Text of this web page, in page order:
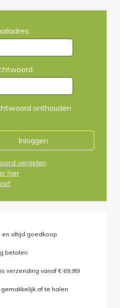
onthouden
Inloggen
vergeten
hier
en altijd goedkoop
betalen
verzending vanaf € 69,95!
gemakkelijk af te halen